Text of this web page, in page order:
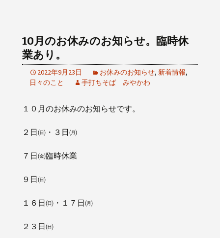
10月のお休みのお知らせ。臨時休
業あり。
2022年9月23日 お休みのお知らせ, 新着情報,
日々のこと
手打ちそば みやかわ
１０月のお休みのお知らせです。
２日㈰・３日㈪
７日㈮臨時休業
９日㈰
１６日㈰・１７日㈪
２３日㈰